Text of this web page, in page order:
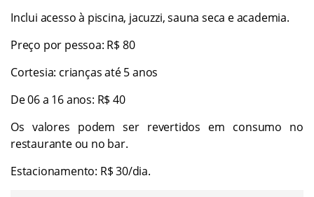
Inclui acesso à piscina, jacuzzi, sauna seca e academia.
Preço por pessoa: R$ 80
Cortesia: crianças até 5 anos
De 06 a 16 anos: R$ 40
Os valores podem ser revertidos em consumo no
restaurante ou no bar.
Estacionamento: R$ 30/dia.